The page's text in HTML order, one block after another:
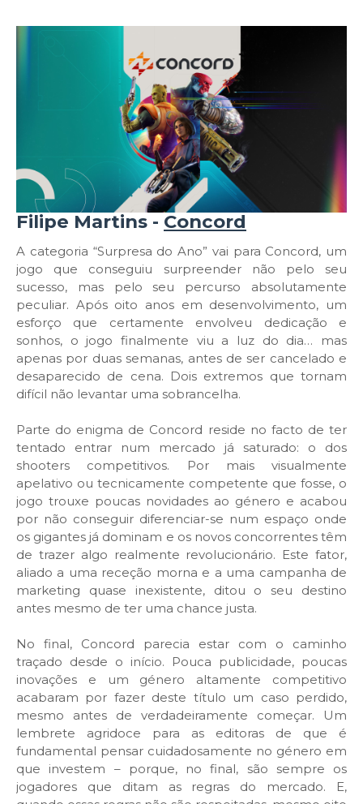
Filipe Martins - Concord
A categoria “Surpresa do Ano” vai para Concord, um
jogo que conseguiu surpreender não pelo seu
sucesso, mas pelo seu percurso absolutamente
peculiar. Após oito anos em desenvolvimento, um
esforço que certamente envolveu dedicação e
sonhos, o jogo finalmente viu a luz do dia… mas
apenas por duas semanas, antes de ser cancelado e
desaparecido de cena. Dois extremos que tornam
difícil não levantar uma sobrancelha.
Parte do enigma de Concord reside no facto de ter
tentado entrar num mercado já saturado: o dos
shooters competitivos. Por mais visualmente
apelativo ou tecnicamente competente que fosse, o
jogo trouxe poucas novidades ao género e acabou
por não conseguir diferenciar-se num espaço onde
os gigantes já dominam e os novos concorrentes têm
de trazer algo realmente revolucionário. Este fator,
aliado a uma receção morna e a uma campanha de
marketing quase inexistente, ditou o seu destino
antes mesmo de ter uma chance justa.
No final, Concord parecia estar com o caminho
traçado desde o início. Pouca publicidade, poucas
inovações e um género altamente competitivo
acabaram por fazer deste título um caso perdido,
mesmo antes de verdadeiramente começar. Um
lembrete agridoce para as editoras de que é
fundamental pensar cuidadosamente no género em
que investem – porque, no final, são sempre os
jogadores que ditam as regras do mercado. E,